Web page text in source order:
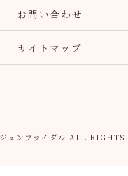
お問い合わせ
サイトマップ
ュンブライダル ALL RIGHTS